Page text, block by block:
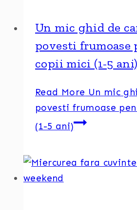
Un mic ghid de
povesti frumoase
copii mici (1-5 ani)
Read More Un mic
povesti frumoase
(1-5 ani)